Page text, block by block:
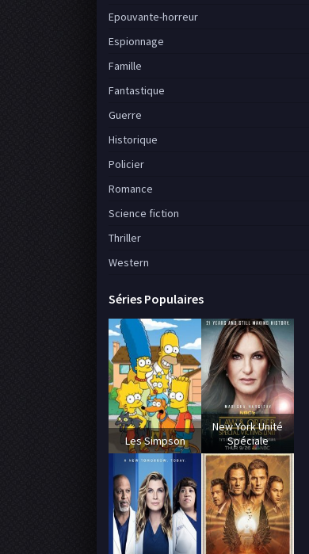
Epouvante-horreur
Espionnage
Famille
Fantastique
Guerre
Historique
Policier
Romance
Science fiction
Thriller
Western
Séries Populaires
Les Simpson
New York Unité
Spéciale